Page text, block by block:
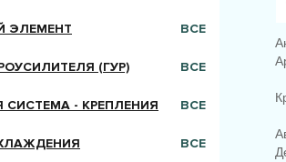
ВСЕ
ЭЛЕМЕНТ
ВСЕ
(ГУР)
ВСЕ
- КРЕПЛЕНИЯ
ВСЕ